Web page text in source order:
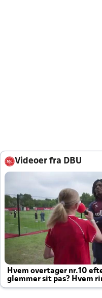
Videoer fra DBU
Hvem overtager nr.10
glemmer sit pas? Hvem
altid til efter kampe?